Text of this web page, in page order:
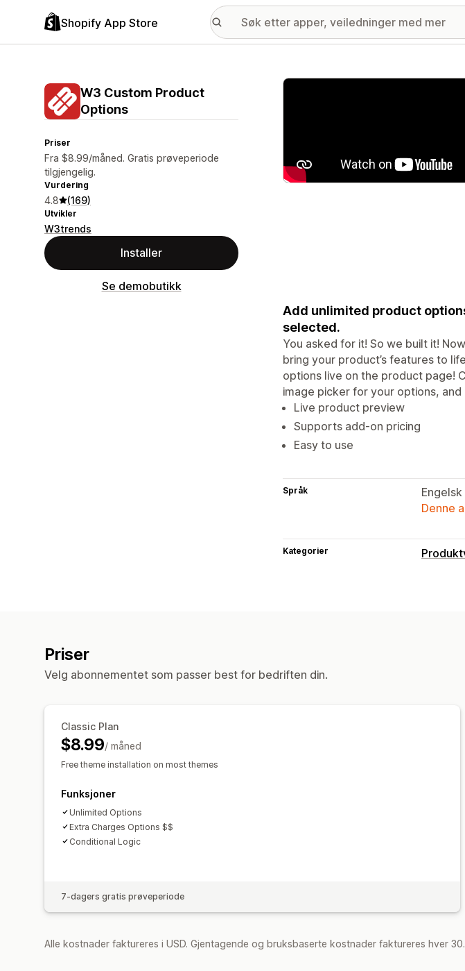
Shopify App Store
W3 Custom Product
Options
Priser
Fra $8.99/måned. Gratis prøveperiode
tilgjengelig.
Vurdering
4.8 (169)
Utvikler
W3trends
Installer
Se demobutikk
Galleri med fremhevede bilder
Add unlimited product
selected.
You asked for it! So we built it!
bring your product’s features to
options live on the product page!
image picker for your options,
Live product preview
Supports add-on pricing
Easy to use
Språk
Engelsk
Denne
Kategorier
Priser
Velg abonnementet som passer best for bedriften din.
Classic Plan
$8.99/ måned
Free theme installation on most themes
Funksjoner
Unlimited Options
Extra Charges Options $$
Conditional Logic
7-dagers gratis prøveperiode
Alle kostnader faktureres i USD. Gjentagende og bruksbaserte kostnader faktureres hver